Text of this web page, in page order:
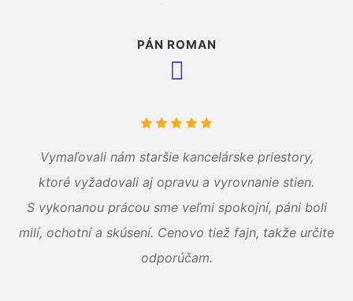
PÁN ROMAN
Vymaľovali nám staršie kancelárske priestory,
ktoré vyžadovali aj opravu a vyrovnanie stien.
S vykonanou prácou sme veľmi spokojní, páni boli
milí, ochotní a skúsení. Cenovo tiež fajn, takže určite
odporúčam.